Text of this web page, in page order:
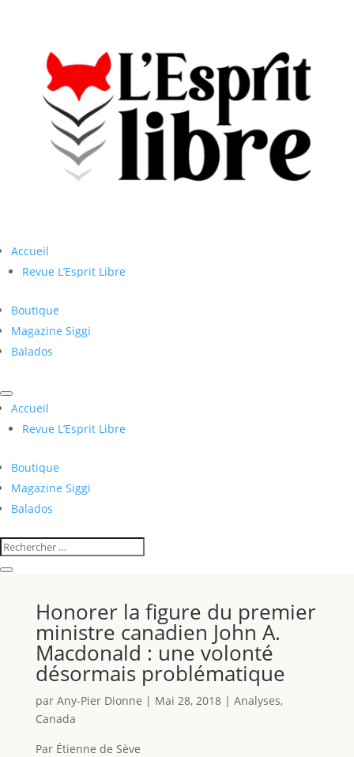
Accueil
Revue L’Esprit Libre
Boutique
Magazine Siggi
Balados
Accueil
Revue L’Esprit Libre
Boutique
Magazine Siggi
Balados
Honorer la figure du premier
ministre canadien John A.
Macdonald : une volonté
désormais problématique
par Any-Pier Dionne | Mai 28, 2018| Analyses,
Canada
Par Étienne de Sève